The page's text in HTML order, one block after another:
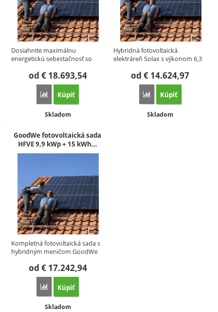
Dosiahnite maximálnu
energetickú sebestačnosť so
od €18.693,54
Porovnať
Kúpiť
Dostupnosť:
Skladom
Hybridná fotovoltaická
elektráreň Solax s výkonom 6,3
od€ 14.624,97
Porovnať
Kúpiť
Dostupnosť:
Skladom
GoodWe fotovoltaická sada
HFVE 9,9 kWp + 15 kWh…
Kompletná fotovoltaická sada s
hybridným meničom GoodWe
od €17.242,94
Porovnať
Kúpiť
Dostupnosť:
Skladom